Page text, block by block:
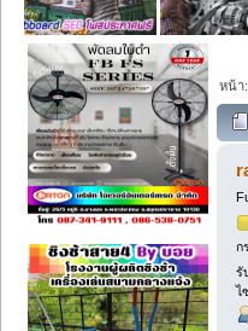
หน้า
ก
รั
ไ